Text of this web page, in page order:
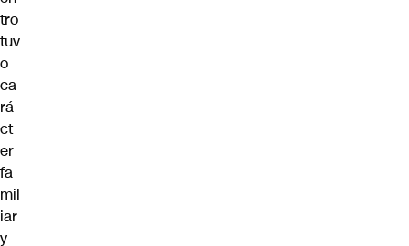
tro
tuv
o
ca
rá
ct
er
fa
mil
iar
y